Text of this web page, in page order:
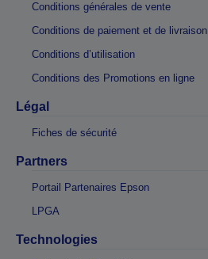
Conditions générales de vente
Conditions de paiement et de livraison
Conditions d’utilisation
Conditions des Promotions en ligne
Légal
Fiches de sécurité
Partners
Portail Partenaires Epson
LPGA
Technologies